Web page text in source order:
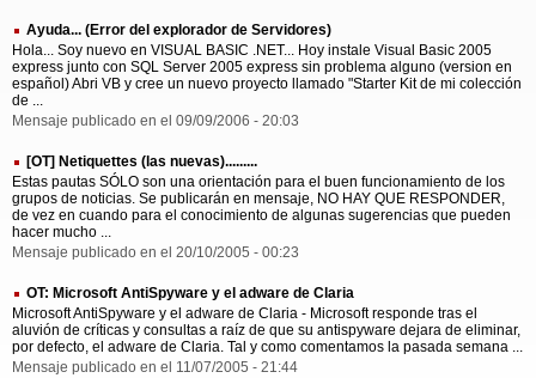
Ayuda... (Error del explorador de Servidores)
Hola... Soy nuevo en VISUAL BASIC .NET... Hoy instale Visual Basic 2005
express junto con SQL Server 2005 express sin problema alguno (version en
español) Abri VB y cree un nuevo proyecto llamado "Starter Kit de mi colección
de ...
Mensaje publicado en el 09/09/2006 - 20:03
[OT] Netiquettes (las nuevas).........
Estas pautas SÓLO son una orientación para el buen funcionamiento de los
grupos de noticias. Se publicarán en mensaje, NO HAY QUE RESPONDER,
de vez en cuando para el conocimiento de algunas sugerencias que pueden
hacer mucho ...
Mensaje publicado en el 20/10/2005 - 00:23
OT: Microsoft AntiSpyware y el adware de Claria
Microsoft AntiSpyware y el adware de Claria - Microsoft responde tras el
aluvión de críticas y consultas a raíz de que su antispyware dejara de eliminar,
por defecto, el adware de Claria. Tal y como comentamos la pasada semana ...
Mensaje publicado en el 11/07/2005 - 21:44